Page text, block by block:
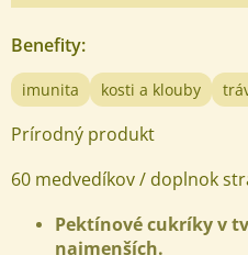
Benefity:
imunita kosti a klouby
Prírodný produkt
60 medvedíkov / doplnok
Pektínové cukríky v
najmenších.